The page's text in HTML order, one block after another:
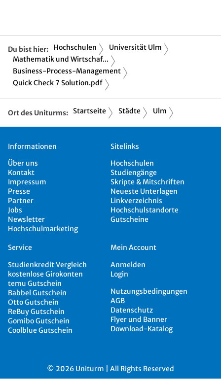
Du bist hier: Hochschulen
Universität Ulm
Mathematik und Wirtschaf...
Business-Process-Management
Quick Check 7 Solution.pdf
Ort des Uniturms: Startseite Städte Ulm
Informationen
Über uns
Kontakt
Impressum
Presse
Partner
Jobs
Newsletter
Hochschulmarketing
Sitelinks
Hochschulen
Studiengänge
Skripte & Mitschriften
Neueste Unterlagen
Linkverzeichnis
Hochschulstandorte
Gutscheine
Service
Studienkredit Vergleich
kostenlose Girokonten
temu Gutschein
Babbel Gutschein
Otto Gutschein
ReBuy Gutschein
Gomibo Gutschein
Coolblue Gutschein
Mein Account
Anmelden
Login
Nutzungsbedingungen
AGB
Datenschutz
Flyer und Banner
Download-Katalog
© 2026 Uniturm | All Rights Reserved